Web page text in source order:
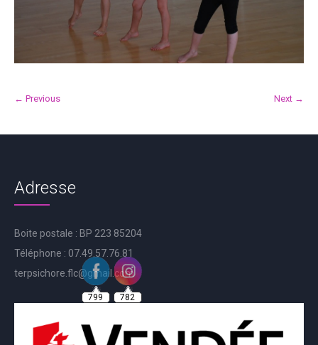
← Previous Next →
Adresse
Boite postale : BP 223 85204
Téléphone : 07.49.57.76.81
terpsichore.flc@gmail.com
799 782